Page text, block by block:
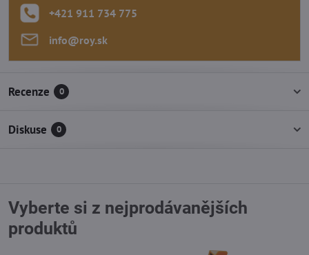
+421 911 734 775
info​@roy​.sk
Recenze 0
Diskuse 0
Vyberte si z nejprodávanějších
produktů